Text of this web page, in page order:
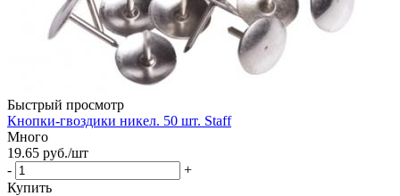
Быстрый просмотр
Кнопки-гвоздики никел. 50 шт. Staff
Много
19.65 руб./шт
-
+
Купить